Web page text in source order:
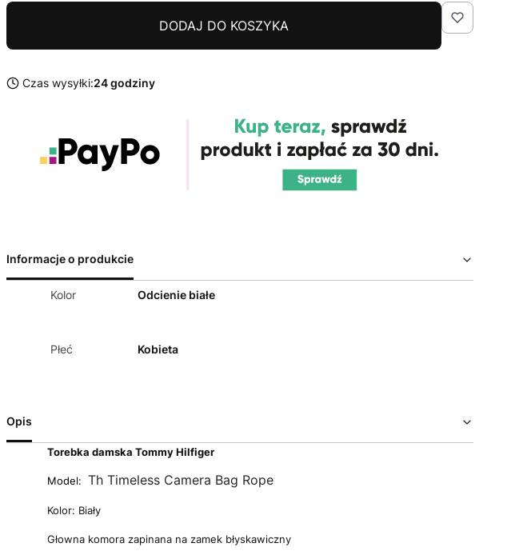
DODAJ DO KOSZYKA
Czas wysyłki:24 godziny
Informacje o produkcie
Kolor Odcienie białe
Płeć Kobieta
Opis
Torebka damska Tommy Hilfiger
Model:Th Timeless Camera Bag Rope
Kolor: Biały
Głowna komora zapinana na zamek błyskawiczny